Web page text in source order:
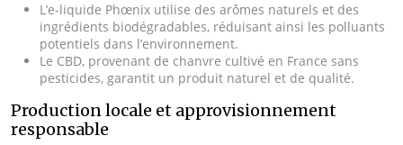
L’e-liquide Phœnix utilise des arômes naturels et des
ingrédients biodégradables, réduisant ainsi les polluants
potentiels dans l’environnement.
Le CBD, provenant de chanvre cultivé en France sans
pesticides, garantit un produit naturel et de qualité.
Production locale et approvisionnement
responsable